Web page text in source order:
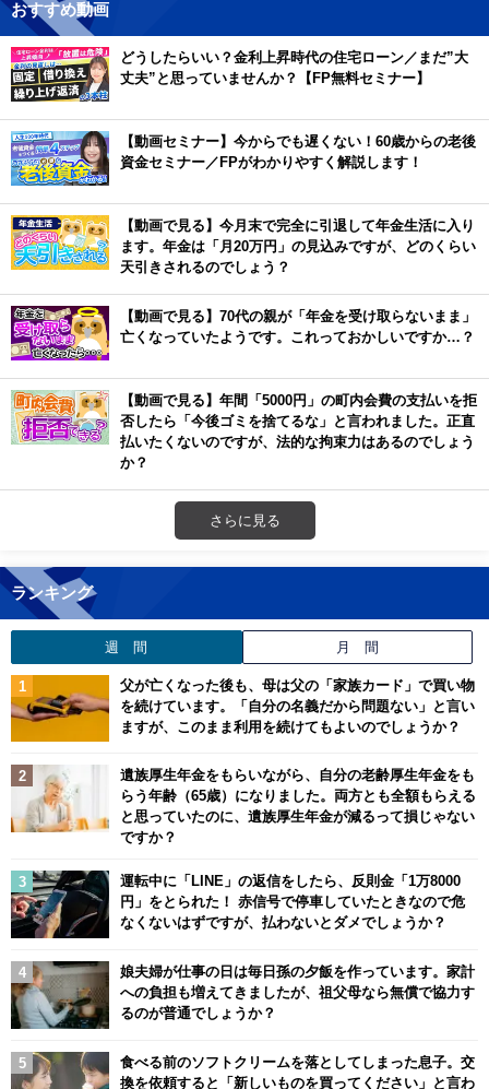
おすすめ動画
どうしたらいい？金利上昇時代の住宅ローン／まだ”大
丈夫”と思っていませんか？【FP無料セミナー】
【動画セミナー】今からでも遅くない！60歳からの老後
資金セミナー／FPがわかりやすく解説します！
【動画で見る】今月末で完全に引退して年金生活に入り
ます。年金は「月20万円」の見込みですが、どのくらい
天引きされるのでしょう？
【動画で見る】70代の親が「年金を受け取らないまま」
亡くなっていたようです。これっておかしいですか…？
【動画で見る】年間「5000円」の町内会費の支払いを拒
否したら「今後ゴミを捨てるな」と言われました。正直
払いたくないのですが、法的な拘束力はあるのでしょう
か？
さらに見る
ランキング
週 間 月 間
父が亡くなった後も、母は父の「家族カード」で買い物
を続けています。「自分の名義だから問題ない」と言い
ますが、このまま利用を続けてもよいのでしょうか？
遺族厚生年金をもらいながら、自分の老齢厚生年金をも
らう年齢（65歳）になりました。両方とも全額もらえる
と思っていたのに、遺族厚生年金が減るって損じゃない
ですか？
運転中に「LINE」の返信をしたら、反則金「1万8000
円」をとられた！ 赤信号で停車していたときなので危
なくないはずですが、払わないとダメでしょうか？
娘夫婦が仕事の日は毎日孫の夕飯を作っています。家計
への負担も増えてきましたが、祖父母なら無償で協力す
るのが普通でしょうか？
食べる前のソフトクリームを落としてしまった息子。交
換を依頼すると「新しいものを買ってください」と言わ